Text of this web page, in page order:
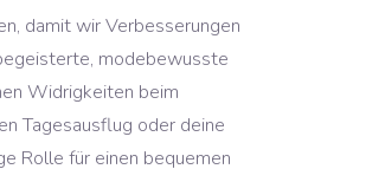
damit wir Verbesserungen
modebewusste
Widrigkeiten beim
Tagesausflug oder deine
Rolle für einen bequemen